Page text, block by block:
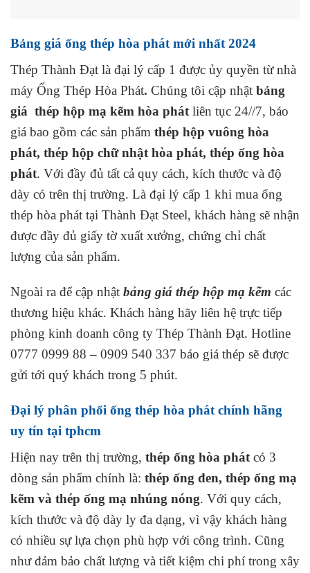
Bảng giá ống thép hòa phát mới nhất 2024
Thép Thành Đạt là đại lý cấp 1 được ủy quyền từ nhà
máy Ống Thép Hòa Phát. Chúng tôi cập nhật bảng
giá thép hộp mạ kẽm hòa phát liên tục 24//7, báo
giá bao gồm các sản phẩm thép hộp vuông hòa
phát, thép hộp chữ nhật hòa phát, thép ống hòa
phát. Với đầy đủ tất cả quy cách, kích thước và độ
dày có trên thị trường. Là đại lý cấp 1 khi mua ống
thép hòa phát tại Thành Đạt Steel, khách hàng sẽ nhận
được đầy đủ giấy tờ xuất xưởng, chứng chỉ chất
lượng của sản phẩm.
Ngoài ra để cập nhật bảng giá thép hộp mạ kẽm các
thương hiệu khác. Khách hàng hãy liên hệ trực tiếp
phòng kinh doanh công ty Thép Thành Đạt. Hotline
0777 0999 88 – 0909 540 337 báo giá thép sẽ được
gửi tới quý khách trong 5 phút.
Đại lý phân phối ống thép hòa phát chính hãng
uy tín tại tphcm
Hiện nay trên thị trường, thép ống hòa phát có 3
dòng sản phẩm chính là: thép ống đen, thép ống mạ
kẽm và thép ống mạ nhúng nóng. Với quy cách,
kích thước và độ dày ly đa dạng, vì vậy khách hàng
có nhiều sự lựa chọn phù hợp với công trình. Cũng
như đảm bảo chất lượng và tiết kiệm chi phí trong xây